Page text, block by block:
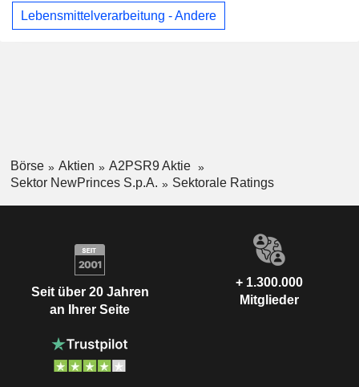
Lebensmittelverarbeitung - Andere
Börse Aktien
A2PSR9 Aktie
Sektor NewPrinces S.p.A.
Sektorale Ratings
Seit über 20 Jahren
an Ihrer Seite
+ 1.300.000
Mitglieder